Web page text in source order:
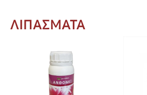
ΛΙΠΑΣΜΑΤΑ